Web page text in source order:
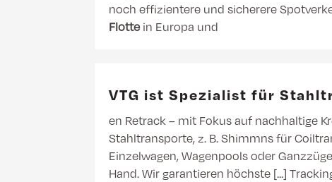
noch effizientere und sicherere
Flottein Europa und
VTG ist Spezialist für
en Retrack – mit Fokus auf nachhaltige
Stahltransporte, z. B. Shimmns für
Einzelwagen, Wagenpools oder
Hand. Wir garantieren höchste [...]